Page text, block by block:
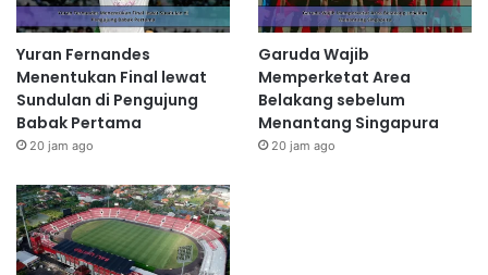
Yuran Fernandes
Menentukan Final lewat
Sundulan di Pengujung
Babak Pertama
20 jam ago
Garuda Wajib
Memperketat Area
Belakang sebelum
Menantang Singapura
20 jam ago